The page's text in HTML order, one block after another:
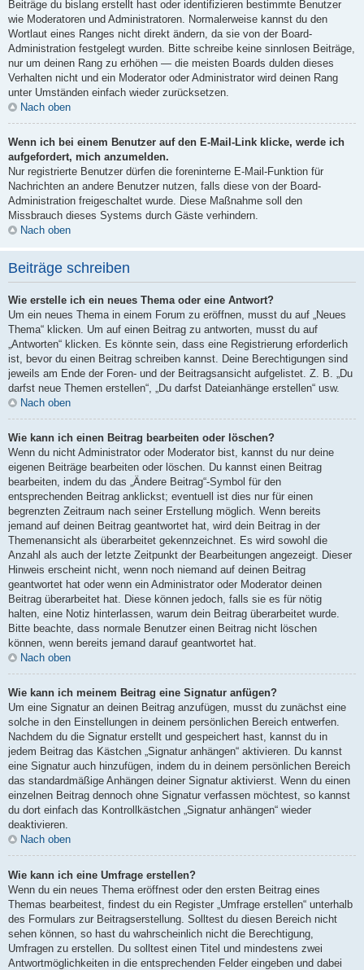
Beiträge du bislang erstellt hast oder identifizieren bestimmte Benutzer
wie Moderatoren und Administratoren. Normalerweise kannst du den
Wortlaut eines Ranges nicht direkt ändern, da sie von der Board-
Administration festgelegt wurden. Bitte schreibe keine sinnlosen Beiträge,
nur um deinen Rang zu erhöhen — die meisten Boards dulden dieses
Verhalten nicht und ein Moderator oder Administrator wird deinen Rang
unter Umständen einfach wieder zurücksetzen.
Nach oben
Wenn ich bei einem Benutzer auf den E-Mail-Link klicke, werde ich
aufgefordert, mich anzumelden.
Nur registrierte Benutzer dürfen die foreninterne E-Mail-Funktion für
Nachrichten an andere Benutzer nutzen, falls diese von der Board-
Administration freigeschaltet wurde. Diese Maßnahme soll den
Missbrauch dieses Systems durch Gäste verhindern.
Nach oben
Beiträge schreiben
Wie erstelle ich ein neues Thema oder eine Antwort?
Um ein neues Thema in einem Forum zu eröffnen, musst du auf „Neues
Thema“ klicken. Um auf einen Beitrag zu antworten, musst du auf
„Antworten“ klicken. Es könnte sein, dass eine Registrierung erforderlich
ist, bevor du einen Beitrag schreiben kannst. Deine Berechtigungen sind
jeweils am Ende der Foren- und der Beitragsansicht aufgelistet. Z. B. „Du
darfst neue Themen erstellen“, „Du darfst Dateianhänge erstellen“ usw.
Nach oben
Wie kann ich einen Beitrag bearbeiten oder löschen?
Wenn du nicht Administrator oder Moderator bist, kannst du nur deine
eigenen Beiträge bearbeiten oder löschen. Du kannst einen Beitrag
bearbeiten, indem du das „Ändere Beitrag“-Symbol für den
entsprechenden Beitrag anklickst; eventuell ist dies nur für einen
begrenzten Zeitraum nach seiner Erstellung möglich. Wenn bereits
jemand auf deinen Beitrag geantwortet hat, wird dein Beitrag in der
Themenansicht als überarbeitet gekennzeichnet. Es wird sowohl die
Anzahl als auch der letzte Zeitpunkt der Bearbeitungen angezeigt. Dieser
Hinweis erscheint nicht, wenn noch niemand auf deinen Beitrag
geantwortet hat oder wenn ein Administrator oder Moderator deinen
Beitrag überarbeitet hat. Diese können jedoch, falls sie es für nötig
halten, eine Notiz hinterlassen, warum dein Beitrag überarbeitet wurde.
Bitte beachte, dass normale Benutzer einen Beitrag nicht löschen
können, wenn bereits jemand darauf geantwortet hat.
Nach oben
Wie kann ich meinem Beitrag eine Signatur anfügen?
Um eine Signatur an deinen Beitrag anzufügen, musst du zunächst eine
solche in den Einstellungen in deinem persönlichen Bereich entwerfen.
Nachdem du die Signatur erstellt und gespeichert hast, kannst du in
jedem Beitrag das Kästchen „Signatur anhängen“ aktivieren. Du kannst
eine Signatur auch hinzufügen, indem du in deinem persönlichen Bereich
das standardmäßige Anhängen deiner Signatur aktivierst. Wenn du einen
einzelnen Beitrag dennoch ohne Signatur verfassen möchtest, so kannst
du dort einfach das Kontrollkästchen „Signatur anhängen“ wieder
deaktivieren.
Nach oben
Wie kann ich eine Umfrage erstellen?
Wenn du ein neues Thema eröffnest oder den ersten Beitrag eines
Themas bearbeitest, findest du ein Register „Umfrage erstellen“ unterhalb
des Formulars zur Beitragserstellung. Solltest du diesen Bereich nicht
sehen können, so hast du wahrscheinlich nicht die Berechtigung,
Umfragen zu erstellen. Du solltest einen Titel und mindestens zwei
Antwortmöglichkeiten in die entsprechenden Felder eingeben und dabei